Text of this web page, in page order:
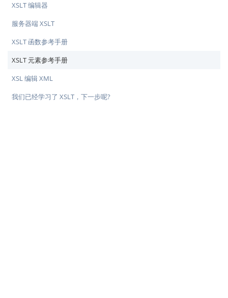
XSLT 编辑器
服务器端 XSLT
XSLT 函数参考手册
XSLT 元素参考手册
XSL 编辑 XML
我们已经学习了 XSLT，下一步呢?